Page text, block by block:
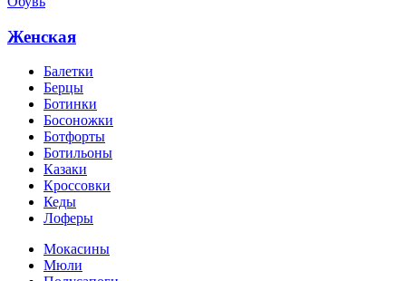
Женская
Балетки
Берцы
Ботинки
Босоножки
Ботфорты
Ботильоны
Казаки
Кроссовки
Кеды
Лоферы
Мокасины
Мюли